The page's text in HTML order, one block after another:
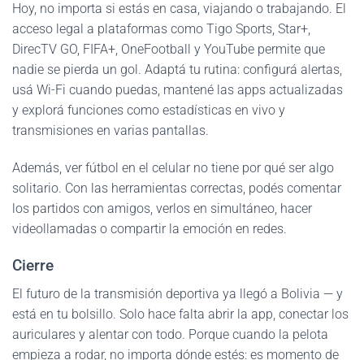
Hoy, no importa si estás en casa, viajando o trabajando. El
acceso legal a plataformas como Tigo Sports, Star+,
DirecTV GO, FIFA+, OneFootball y YouTube permite que
nadie se pierda un gol. Adaptá tu rutina: configurá alertas,
usá Wi-Fi cuando puedas, mantené las apps actualizadas
y explorá funciones como estadísticas en vivo y
transmisiones en varias pantallas.
Además, ver fútbol en el celular no tiene por qué ser algo
solitario. Con las herramientas correctas, podés comentar
los partidos con amigos, verlos en simultáneo, hacer
videollamadas o compartir la emoción en redes.
Cierre
El futuro de la transmisión deportiva ya llegó a Bolivia — y
está en tu bolsillo. Solo hace falta abrir la app, conectar los
auriculares y alentar con todo. Porque cuando la pelota
empieza a rodar, no importa dónde estés: es momento de